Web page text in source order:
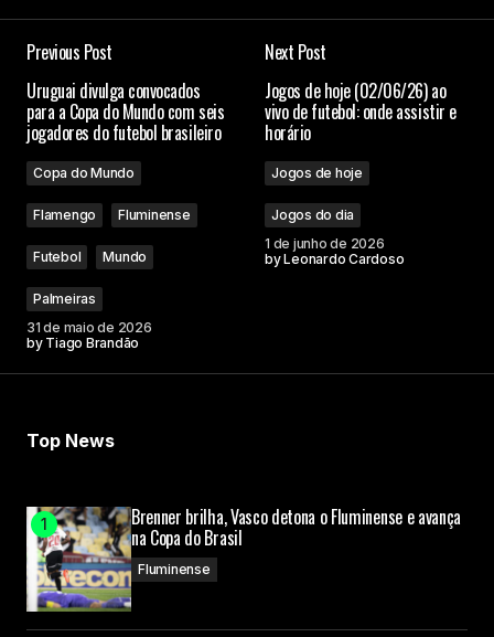
Previous Post
Uruguai divulga convocados
para a Copa do Mundo com seis
jogadores do futebol brasileiro
Copa do Mundo
Flamengo Fluminense
Futebol Mundo
Palmeiras
31 de maio de 2026
by Tiago Brandão
Next Post
Jogos de hoje (02/06/26) ao
vivo de futebol: onde assistir e
horário
Jogos de hoje
Jogos do dia
1 de junho de 2026
byLeonardo Cardoso
Top News
Brenner brilha, Vasco detona o Fluminense e avança
na Copa do Brasil
Fluminense